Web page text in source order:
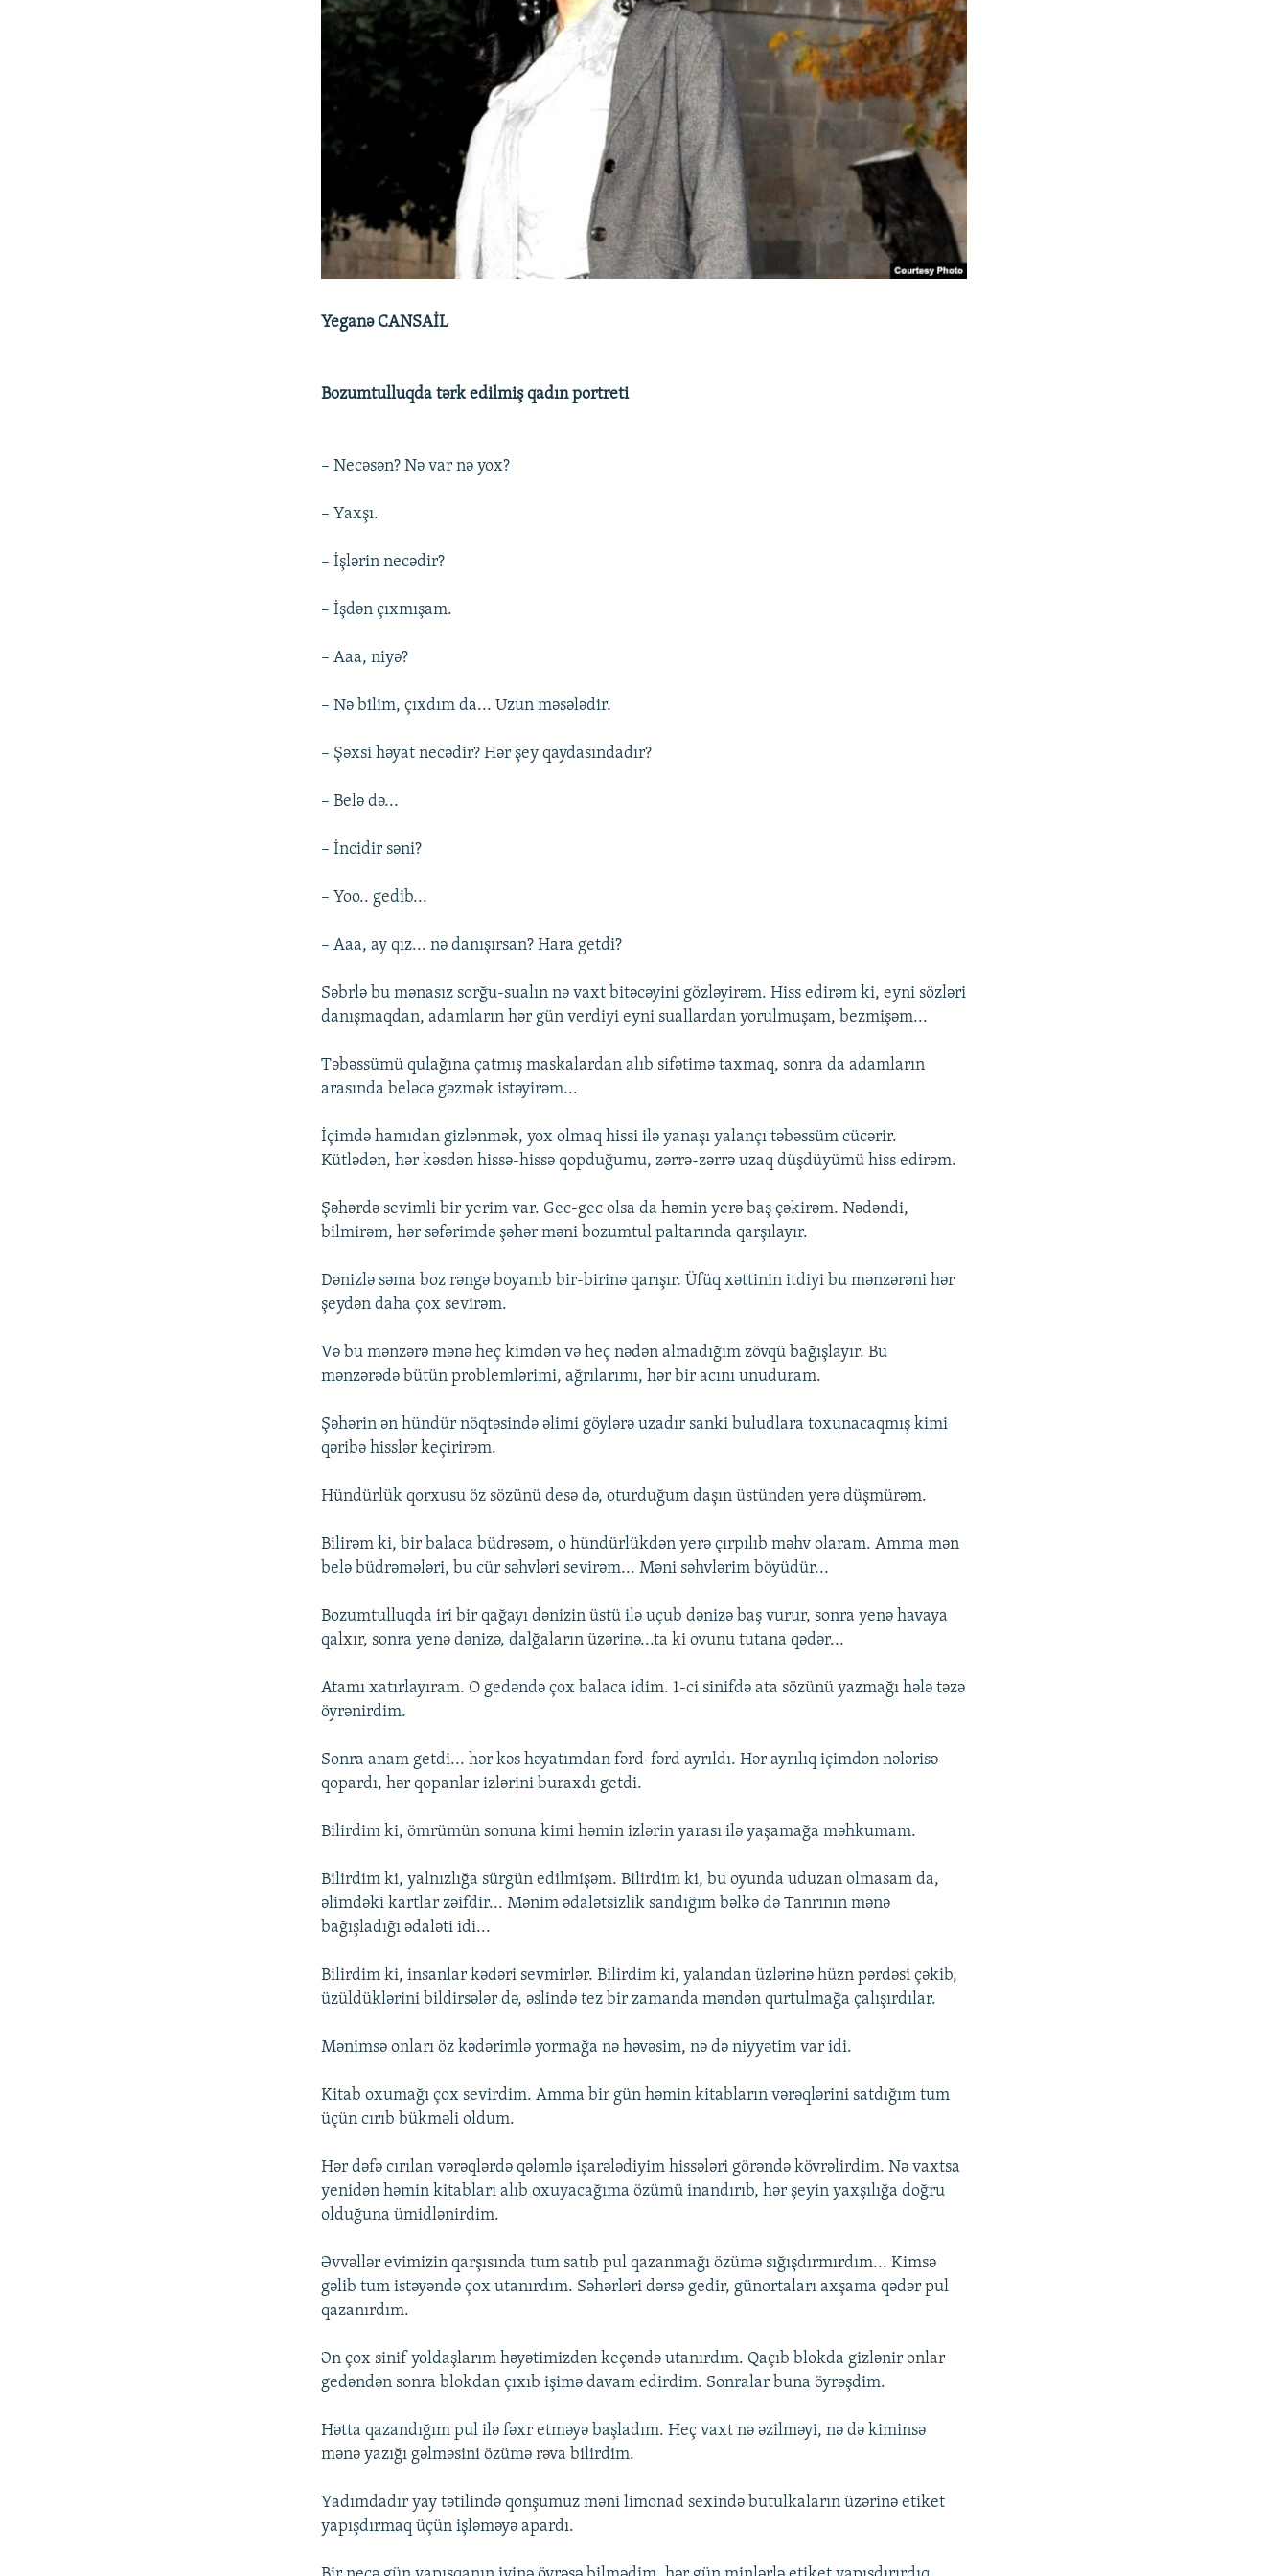
Yeganə CANSAİL
Bozumtulluqda tərk edilmiş qadın portreti
– Necəsən? Nə var nə yox?
– Yaxşı.
– İşlərin necədir?
– İşdən çıxmışam.
– Aaa, niyə?
– Nə bilim, çıxdım da... Uzun məsələdir.
– Şəxsi həyat necədir? Hər şey qaydasındadır?
– Belə də...
– İncidir səni?
– Yoo.. gedib...
– Aaa, ay qız... nə danışırsan? Hara getdi?
Səbrlə bu mənasız sorğu-sualın nə vaxt bitəcəyini gözləyirəm. Hiss edirəm ki, eyni sözləri
danışmaqdan, adamların hər gün verdiyi eyni suallardan yorulmuşam, bezmişəm...
Təbəssümü qulağına çatmış maskalardan alıb sifətimə taxmaq, sonra da adamların
arasında beləcə gəzmək istəyirəm...
İçimdə hamıdan gizlənmək, yox olmaq hissi ilə yanaşı yalançı təbəssüm cücərir.
Kütlədən, hər kəsdən hissə-hissə qopduğumu, zərrə-zərrə uzaq düşdüyümü hiss edirəm.
Şəhərdə sevimli bir yerim var. Gec-gec olsa da həmin yerə baş çəkirəm. Nədəndi,
bilmirəm, hər səfərimdə şəhər məni bozumtul paltarında qarşılayır.
Dənizlə səma boz rəngə boyanıb bir-birinə qarışır. Üfüq xəttinin itdiyi bu mənzərəni hər
şeydən daha çox sevirəm.
Və bu mənzərə mənə heç kimdən və heç nədən almadığım zövqü bağışlayır. Bu
mənzərədə bütün problemlərimi, ağrılarımı, hər bir acını unuduram.
Şəhərin ən hündür nöqtəsində əlimi göylərə uzadır sanki buludlara toxunacaqmış kimi
qəribə hisslər keçirirəm.
Hündürlük qorxusu öz sözünü desə də, oturduğum daşın üstündən yerə düşmürəm.
Bilirəm ki, bir balaca büdrəsəm, o hündürlükdən yerə çırpılıb məhv olaram. Amma mən
belə büdrəmələri, bu cür səhvləri sevirəm... Məni səhvlərim böyüdür...
Bozumtulluqda iri bir qağayı dənizin üstü ilə uçub dənizə baş vurur, sonra yenə havaya
qalxır, sonra yenə dənizə, dalğaların üzərinə...ta ki ovunu tutana qədər...
Atamı xatırlayıram. O gedəndə çox balaca idim. 1-ci sinifdə ata sözünü yazmağı hələ təzə
öyrənirdim.
Sonra anam getdi... hər kəs həyatımdan fərd-fərd ayrıldı. Hər ayrılıq içimdən nələrisə
qopardı, hər qopanlar izlərini buraxdı getdi.
Bilirdim ki, ömrümün sonuna kimi həmin izlərin yarası ilə yaşamağa məhkumam.
Bilirdim ki, yalnızlığa sürgün edilmişəm. Bilirdim ki, bu oyunda uduzan olmasam da,
əlimdəki kartlar zəifdir... Mənim ədalətsizlik sandığım bəlkə də Tanrının mənə
bağışladığı ədaləti idi...
Bilirdim ki, insanlar kədəri sevmirlər. Bilirdim ki, yalandan üzlərinə hüzn pərdəsi çəkib,
üzüldüklərini bildirsələr də, əslində tez bir zamanda məndən qurtulmağa çalışırdılar.
Mənimsə onları öz kədərimlə yormağa nə həvəsim, nə də niyyətim var idi.
Kitab oxumağı çox sevirdim. Amma bir gün həmin kitabların vərəqlərini satdığım tum
üçün cırıb bükməli oldum.
Hər dəfə cırılan vərəqlərdə qələmlə işarələdiyim hissələri görəndə kövrəlirdim. Nə vaxtsa
yenidən həmin kitabları alıb oxuyacağıma özümü inandırıb, hər şeyin yaxşılığa doğru
olduğuna ümidlənirdim.
Əvvəllər evimizin qarşısında tum satıb pul qazanmağı özümə sığışdırmırdım... Kimsə
gəlib tum istəyəndə çox utanırdım. Səhərləri dərsə gedir, günortaları axşama qədər pul
qazanırdım.
Ən çox sinif yoldaşlarım həyətimizdən keçəndə utanırdım. Qaçıb blokda gizlənir onlar
gedəndən sonra blokdan çıxıb işimə davam edirdim. Sonralar buna öyrəşdim.
Hətta qazandığım pul ilə fəxr etməyə başladım. Heç vaxt nə əzilməyi, nə də kiminsə
mənə yazığı gəlməsini özümə rəva bilirdim.
Yadımdadır yay tətilində qonşumuz məni limonad sexində butulkaların üzərinə etiket
yapışdırmaq üçün işləməyə apardı.